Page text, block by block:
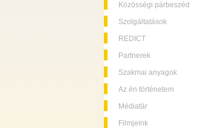
Közösségi párbeszéd
Szolgáltatások
REDICT
Partnerek
Szakmai anyagok
Az én történetem
Médiatár
Filmjeink